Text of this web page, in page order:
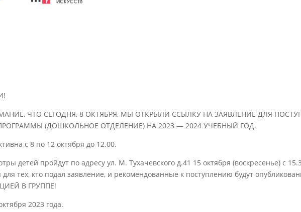
ЧТО СЕГОДНЯ, 8 ОКТЯБРЯ, МЫ ОТКРЫЛИ ССЫЛКУ НА ЗАЯВЛЕНИЕ ДЛЯ
(ДОШКОЛЬНОЕ ОТДЕЛЕНИЕ) НА 2023 — 2024 УЧЕБНЫЙ ГОД.
с 8 по 12 октября до 12.00.
детей пройдут по адресу ул. М. Тухачевского д.41 15 октября (воскресенье) с
тех, кто подал заявление, и рекомендованные к поступлению будут
В ГРУППЕ!
2023 года.